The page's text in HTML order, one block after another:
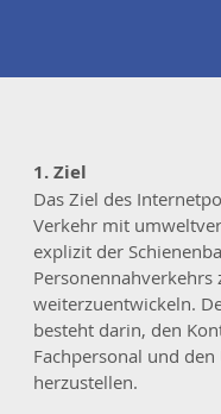
1. Ziel
Das Ziel des
Verkehr mit
explizit der
weiterzuentwickeln.
besteht darin, den
Fachpersonal und
herzustellen.